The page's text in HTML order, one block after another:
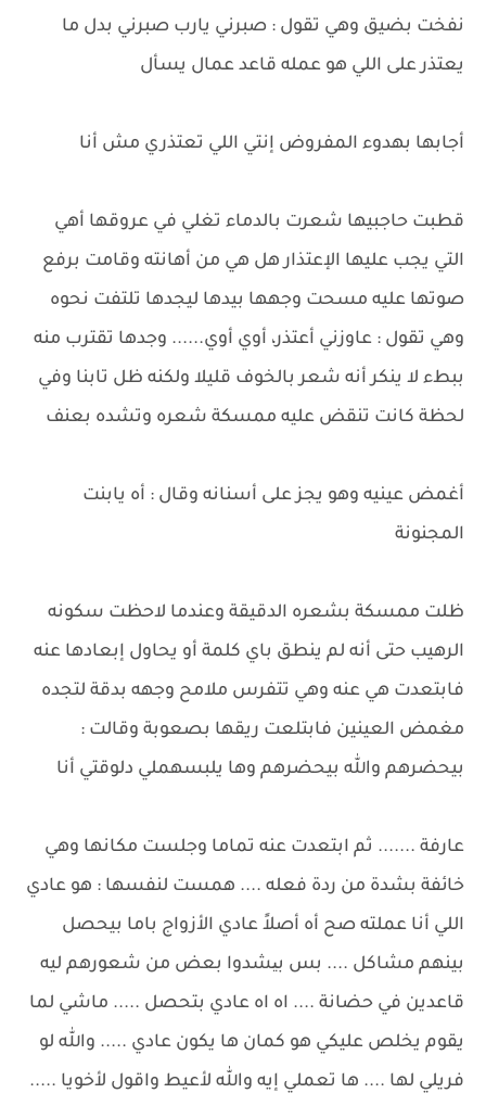
نفخت بضيق وهي تقول : صبرني يارب صبرني بدل ما
يعتذر على اللي هو عمله قاعد عمال يسأل
أجابها بهدوء المفروض إنتي اللي تعتذري مش أنا
قطبت حاجبيها شعرت بالدماء تغلي في عروقها أهي
التي يجب عليها الإعتذار هل هي من أهانته وقامت برفع
صوتها عليه مسحت وجهها بيدها ليجدها تلتفت نحوه
وهي تقول : عاوزني أعتذر، أوي أوي...... وجدها تقترب منه
ببطء لا ينكر أنه شعر بالخوف قليلا ولكنه ظل تابنا وفي
لحظة كانت تنقض عليه ممسكة شعره وتشده بعنف
أغمض عينيه وهو يجز على أسنانه وقال : أه يابنت
المجنونة
ظلت ممسكة بشعره الدقيقة وعندما لاحظت سكونه
الرهيب حتى أنه لم ينطق باي كلمة أو يحاول إبعادها عنه
فابتعدت هي عنه وهي تتفرس ملامح وجهه بدقة لتجده
مغمض العينين فابتلعت ريقها بصعوبة وقالت :
بيحضرهم والله بيحضرهم وها يلبسهملي دلوقتي أنا
عارفة ....... ثم ابتعدت عنه تماما وجلست مكانها وهي
خائفة بشدة من ردة فعله .... همست لنفسها : هو عادي
اللي أنا عملته صح أه أصلاً عادي الأزواج باما بيحصل
بينهم مشاكل .... بس بیشدوا بعض من شعورهم ليه
قاعدين في حضانة .... اه اه عادي بتحصل ..... ماشي لما
يقوم يخلص عليكي هو كمان ها يكون عادي ..... والله لو
فريلي لها .... ها تعملي إيه والله لأعيط واقول لأخويا .....